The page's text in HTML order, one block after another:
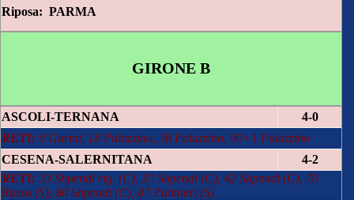
Riposa: PARMA
GIRONE B
ASCOLI-TERNANA
4-0
RETI: 8 Gurini, 18 Palazzino, 38 Palazzino, 90+1 Palazzino
CESENA-SALERNITANA
4-2
RETI: 33 Shpendi rig. (C), 37 Shpendi (C), 42 Shpendi (C), 70
Russo (S), 80 Shpendi (C), 87 Palmieri (S)